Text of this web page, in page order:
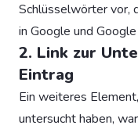
Schlüsselwörter vor,
in Google und
2. Link zur
Eintrag
Ein weiteres
untersucht haben,